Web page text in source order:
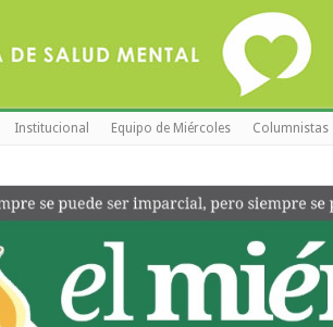
Institucional Equipo de Miércoles Columnistas